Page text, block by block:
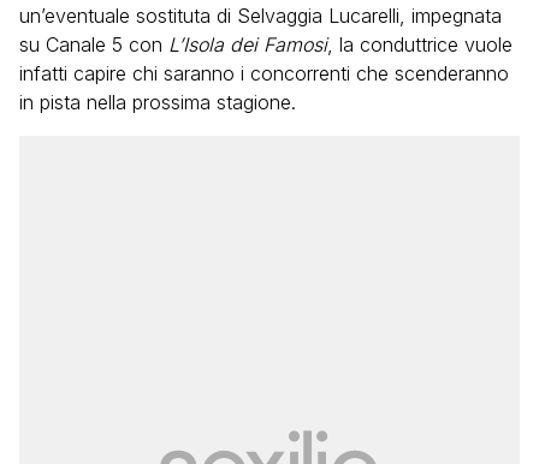
un’eventuale sostituta di Selvaggia Lucarelli, impegnata
su Canale 5 con L’Isola dei Famosi, la conduttrice vuole
infatti capire chi saranno i concorrenti che scenderanno
in pista nella prossima stagione.